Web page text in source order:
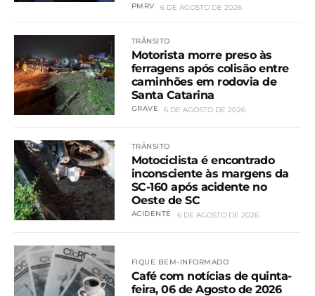
PMRV 6 DE AGOSTO DE 2026
TRÂNSITO
Motorista morre preso às
ferragens após colisão entre
caminhões em rodovia de
Santa Catarina
GRAVE 6 DE AGOSTO DE 2026
TRÂNSITO
Motociclista é encontrado
inconsciente às margens da
SC-160 após acidente no
Oeste de SC
ACIDENTE 6 DE AGOSTO DE 2026
FIQUE BEM-INFORMADO
Café com notícias de quinta-
feira, 06 de Agosto de 2026